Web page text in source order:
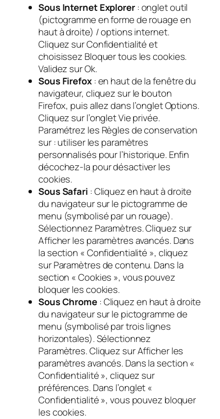
Sous Internet Explorer: onglet outil
(pictogramme en forme de rouage en
haut à droite) / options internet.
Cliquez sur Confidentialité et
choisissez Bloquer tous les cookies.
Validez sur Ok.
Sous Firefox: en haut de la fenêtre du
navigateur, cliquez sur le bouton
Firefox, puis allez dans l’onglet Options.
Cliquez sur l’onglet Vie privée.
Paramétrez les Règles de conservation
sur : utiliser les paramètres
personnalisés pour l’historique. Enfin
décochez-la pour désactiver les
cookies.
Sous Safari : Cliquez en haut à droite
du navigateur sur le pictogramme de
menu (symbolisé par un rouage).
Sélectionnez Paramètres. Cliquez sur
Afficher les paramètres avancés. Dans
la section « Confidentialité », cliquez
sur Paramètres de contenu. Dans la
section « Cookies », vous pouvez
bloquer les cookies.
Sous Chrome: Cliquez en haut à droite
du navigateur sur le pictogramme de
menu (symbolisé par trois lignes
horizontales). Sélectionnez
Paramètres. Cliquez sur Afficher les
paramètres avancés. Dans la section «
Confidentialité », cliquez sur
préférences. Dans l’onglet «
Confidentialité », vous pouvez bloquer
les cookies.